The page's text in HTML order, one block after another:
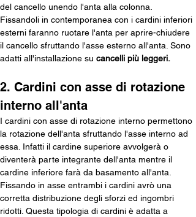
del cancello unendo l'anta alla colonna.
Fissandoli in contemporanea con i cardini inferiori
esterni faranno ruotare l'anta per aprire-chiudere
il cancello sfruttando l'asse esterno all'anta. Sono
adatti all'installazione su cancelli più leggeri.
2. Cardini con asse di rotazione
interno all'anta
I cardini con asse di rotazione interno permettono
la rotazione dell'anta sfruttando l'asse interno ad
essa. Infatti il cardine superiore avvolgerà o
diventerà parte integrante dell'anta mentre il
cardine inferiore farà da basamento all'anta.
Fissando in asse entrambi i cardini avrò una
corretta distribuzione degli sforzi ed ingombri
ridotti. Questa tipologia di cardini è adatta a